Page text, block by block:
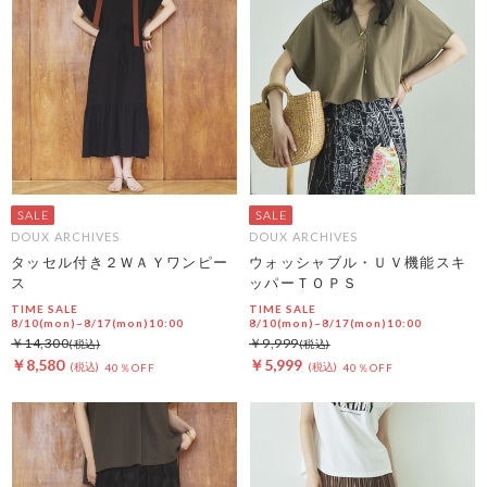
DOUX ARCHIVES
タッセル付き２ＷＡＹワンピー
ス
TIME SALE
8/10(mon)~8/17(mon)10:00
￥8,580 40％OFF
￥14,300
DOUX ARCHIVES
ウォッシャブル・ＵＶ機能スキ
ッパーＴＯＰＳ
TIME SALE
8/10(mon)~8/17(mon)10:00
￥5,999 40％OFF
￥9,999